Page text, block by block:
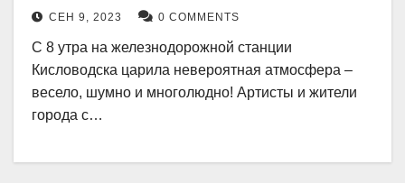
СЕН 9, 2023 0 COMMENTS
С 8 утра на железнодорожной станции
Кисловодска царила невероятная атмосфера –
весело, шумно и многолюдно! Артисты и жители
города с…